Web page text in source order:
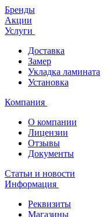
Бренды
Акции
Услуги
Доставка
Замер
Укладка ламината
Установка
Компания
О компании
Лицензии
Отзывы
Документы
Статьи и новости
Информация
Реквизиты
Магазины